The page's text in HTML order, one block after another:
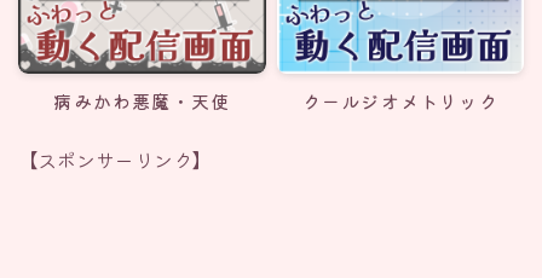
病みかわ悪魔・天使 クールジオメトリック
【スポンサーリンク】